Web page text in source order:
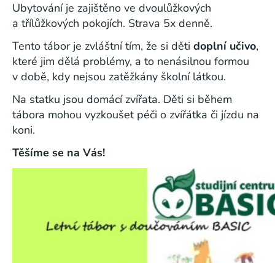
Ubytování je zajištěno ve dvoulůžkových
a třílůžkových pokojích. Strava 5x denně.
Tento tábor je zvláštní tím, že si děti doplní učivo,
které jim dělá problémy, a to nenásilnou formou
v době, kdy nejsou zatěžkány školní látkou.
Na statku jsou domácí zvířata. Děti si během
tábora mohou vyzkoušet péči o zvířátka či jízdu na
koni.
Těšíme se na Vás!